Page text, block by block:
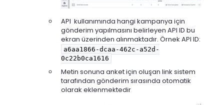
API kullanımında hangi kampanya için
gönderim yapılmasını belirleyen API ID bu
ekran üzerinden alınmaktadır. Örnek API ID:
a6aa1866-dcaa-462c-a52d-
0c22b0ca1616
Metin sonuna anket için oluşan link sistem
tarafından gönderim sırasında otomatik
olarak eklenmektedir